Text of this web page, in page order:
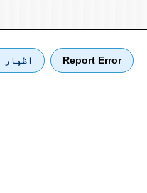
Report Error اظهار